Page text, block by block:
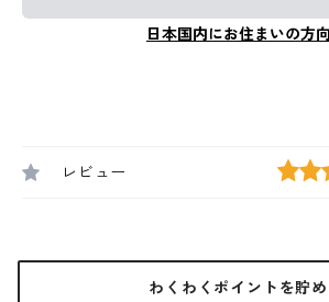
日本国内にお住まいの方
レビュー
わくわくポイントを貯め